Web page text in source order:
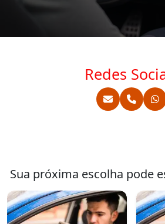
Redes
Sua próxima escolha pode